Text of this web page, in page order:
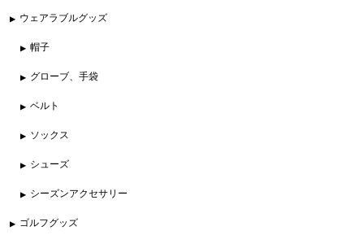
ウェアラブルグッズ
帽子
グローブ、手袋
ベルト
ソックス
シューズ
シーズンアクセサリー
ゴルフグッズ